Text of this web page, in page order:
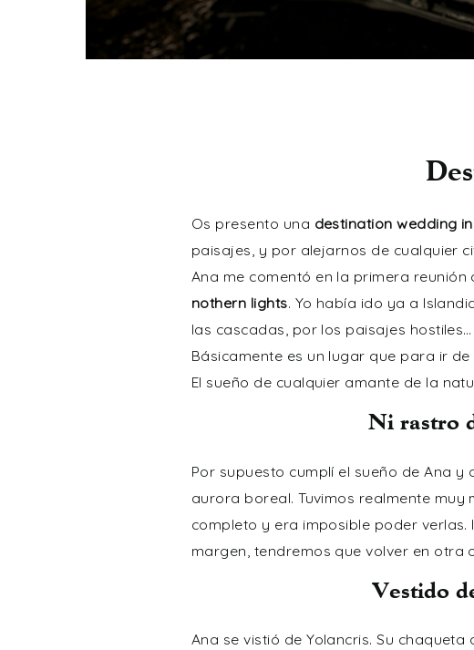
Os presento una destination wedding
paisajes, y por alejarnos de cualquier
Ana me comentó en la primera
nothern lights. Yo había ido ya a
las cascadas, por los paisajes hostiles…
Básicamente es un lugar que para ir
El sueño de cualquier amante de la
Ni rastro
Por supuesto cumplí el sueño de Ana
aurora boreal. Tuvimos realmente
completo y era imposible poder verlas.
margen, tendremos que volver en otra
Vestido
Ana se vistió deYolancris. Su